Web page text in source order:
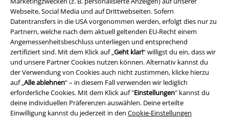
Webseite, Social Media und auf Drittwebseiten. Sofern
Datentransfers in die USA vorgenommen werden, erfolgt dies nur zu
Partnern, welche nach dem aktuell geltenden EU-Recht einem
Angemessenheitsbeschluss unterliegen und entsprechend
zertifiziert sind. Mit dem Klick auf „Geht klar!“ willigst du ein, dass wir
und unsere Partner Cookies nutzen können. Alternativ kannst du
der Verwendung von Cookies auch nicht zustimmen, klicke hierzu
auf „Alle ablehnen“ – in diesem Fall verwenden wir lediglich
erforderliche Cookies. Mit dem Klick auf "Einstellungen" kannst du
deine individuellen Präferenzen auswählen. Deine erteilte
Einwilligung kannst du jederzeit in den Cookie-Einstellungen
Rechtliches
AGB
Impressum